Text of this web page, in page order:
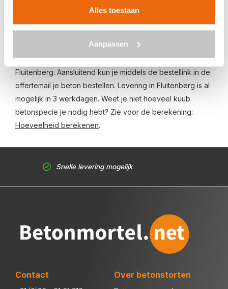
Alles toestaan
Aanpassen
in Fluitenberg bestellen is eenvoudig: vraag vrijblijvend
m3, het type beton, de optionele keuze voor
een betonpomp en je e-mailadres in en ontvang binnen
enkele seconden een gerichte prijs per e-mail voor
Fluitenberg. Aansluitend kun je middels de bestellink in de
offertemail je beton bestellen. Levering in Fluitenberg is al
mogelijk in 3 werkdagen. Weet je niet hoeveel kuub
betonspecie je nodig hebt? Zie voor de berekening:
Hoeveelheid berekenen.
Snelle levering mogelijk
Contact Over betonstorten